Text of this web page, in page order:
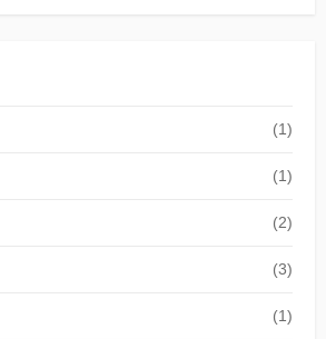
(1)
(1)
(2)
(3)
(1)